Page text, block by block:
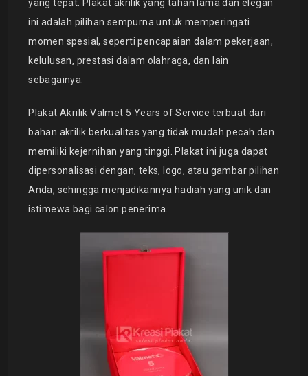
yang tepat. Plakat akrilik yang tahan lama dan elegan
ini adalah pilihan sempurna untuk memperingati
momen spesial, seperti pencapaian dalam pekerjaan,
kelulusan, prestasi dalam olahraga, dan lain
sebagainya.
Plakat Akrilik Valmet 5 Years of Service terbuat dari
bahan akrilik berkualitas yang tidak mudah pecah dan
memiliki kejernihan yang tinggi. Plakat ini juga dapat
dipersonalisasi dengan, teks, logo, atau gambar pilihan
Anda, sehingga menjadikannya hadiah yang unik dan
istimewa bagi calon penerima.